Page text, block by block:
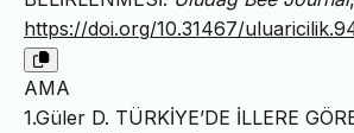
https://doi.org/10.31467/
AMA
1.Güler D. TÜRKİYE’DE İLLERE